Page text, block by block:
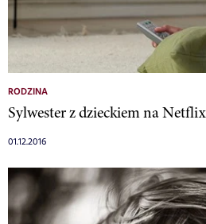
RODZINA
Sylwester z dzieckiem na Netflix
01.12.2016